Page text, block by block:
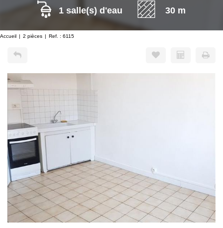
1 salle(s) d'eau
30 m
Accueil 2 pièces Ref. : 6115